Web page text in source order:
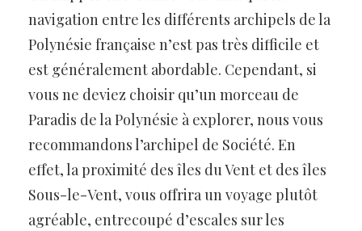
navigation entre les différents archipels de la
Polynésie française n’est pas très difficile et
est généralement abordable. Cependant, si
vous ne deviez choisir qu’un morceau de
Paradis de la Polynésie à explorer, nous vous
recommandons l’archipel de Société. En
effet, la proximité des îles du Vent et des îles
Sous-le-Vent, vous offrira un voyage plutôt
agréable, entrecoupé d’escales sur les